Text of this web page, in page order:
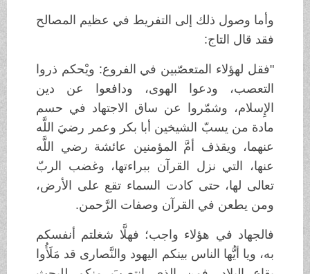
وأما وصول ذلك إلى التفريط في عظيم المصالح
فقد قال التاج:
"فقل لهؤلاء المتعصّبين في الفروع: ويْحكم ذروا
التعصب، ودعوا الهوى، ودافعوا عن دين
الإِسلام، وشمّروا عن ساق الاجتهاد في حسم
مادة من يسبّ الشيخين أبا بكر وعمر رضيَ اللَّه
عنهما، ويقذف أمَّ المؤمنين عائشة رضي اللَّه
عنها، التي نزل القرآن ببراءتها، وغضب الربّ
تعالى لها، حتى كادت السماء تقع على الأرض،
ومن يطعن في القرآن وصفات الرَّحمن.
فالجهاد في هؤلاء واجب؛ فهلَّا شغلتم أنفسكم
به، ويا أيُّها الناس بينكم اليهود والنَّصارى قد مَلَأُوا